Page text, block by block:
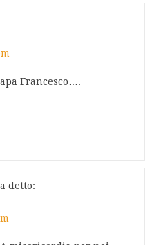
Francesco….
detto: